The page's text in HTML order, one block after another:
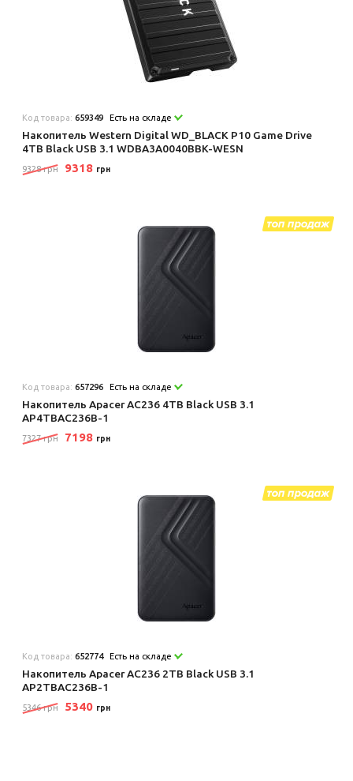
Код товара:659349 Есть на складе
Накопитель Western Digital WD_BLACK P10 Game Drive
4TB Black USB 3.1 WDBA3A0040BBK-WESN
9328 грн 9318 грн
Код товара:657296 Есть на складе
Накопитель Apacer AC236 4TB Black USB 3.1
AP4TBAC236B-1
7327 грн 7198 грн
Код товара:652774 Есть на складе
Накопитель Apacer AC236 2TB Black USB 3.1
AP2TBAC236B-1
5346 грн 5340 грн